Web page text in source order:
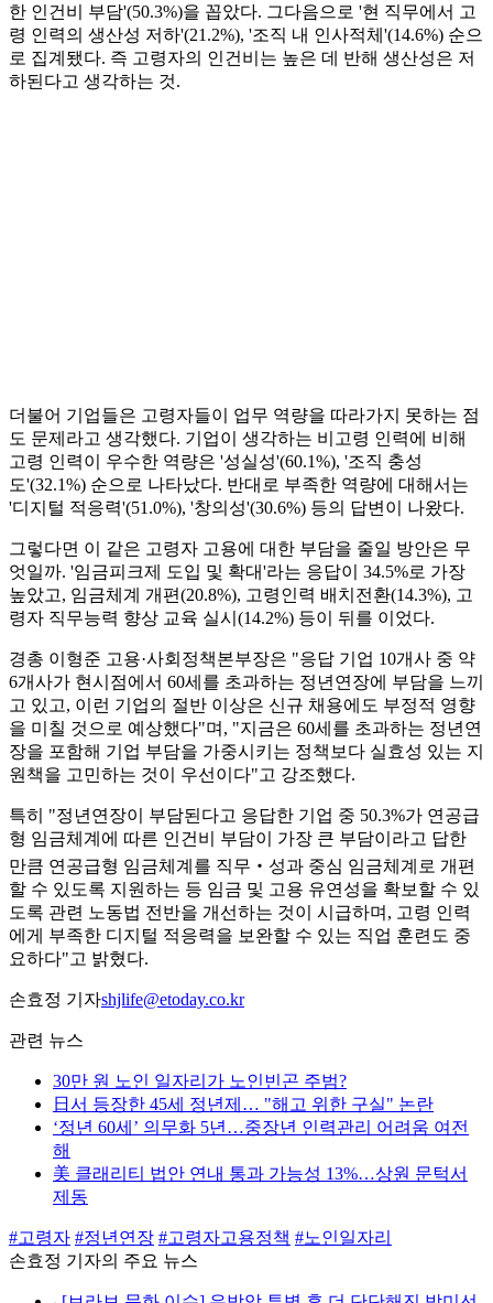
한 인건비 부담'(50.3%)을 꼽았다. 그다음으로 '현 직무에서 고
령 인력의 생산성 저하'(21.2%), '조직 내 인사적체'(14.6%) 순으
로 집계됐다. 즉 고령자의 인건비는 높은 데 반해 생산성은 저
하된다고 생각하는 것.
더불어 기업들은 고령자들이 업무 역량을 따라가지 못하는 점
도 문제라고 생각했다. 기업이 생각하는 비고령 인력에 비해
고령 인력이 우수한 역량은 '성실성'(60.1%), '조직 충성
도'(32.1%) 순으로 나타났다. 반대로 부족한 역량에 대해서는
'디지털 적응력'(51.0%), '창의성'(30.6%) 등의 답변이 나왔다.
그렇다면 이 같은 고령자 고용에 대한 부담을 줄일 방안은 무
엇일까. '임금피크제 도입 및 확대'라는 응답이 34.5%로 가장
높았고, 임금체계 개편(20.8%), 고령인력 배치전환(14.3%), 고
령자 직무능력 향상 교육 실시(14.2%) 등이 뒤를 이었다.
경총 이형준 고용·사회정책본부장은 "응답 기업 10개사 중 약
6개사가 현시점에서 60세를 초과하는 정년연장에 부담을 느끼
고 있고, 이런 기업의 절반 이상은 신규 채용에도 부정적 영향
을 미칠 것으로 예상했다"며, "지금은 60세를 초과하는 정년연
장을 포함해 기업 부담을 가중시키는 정책보다 실효성 있는 지
원책을 고민하는 것이 우선이다"고 강조했다.
특히 "정년연장이 부담된다고 응답한 기업 중 50.3%가 연공급
형 임금체계에 따른 인건비 부담이 가장 큰 부담이라고 답한
만큼 연공급형 임금체계를 직무‧성과 중심 임금체계로 개편
할 수 있도록 지원하는 등 임금 및 고용 유연성을 확보할 수 있
도록 관련 노동법 전반을 개선하는 것이 시급하며, 고령 인력
에게 부족한 디지털 적응력을 보완할 수 있는 직업 훈련도 중
요하다"고 밝혔다.
손효정 기자shjlife@etoday.co.kr
관련 뉴스
30만 원 노인 일자리가 노인빈곤 주범?
日서 등장한 45세 정년제… "해고 위한 구실" 논란
‘정년 60세’ 의무화 5년…중장년 인력관리 어려움 여전
해
美 클래리티 법안 연내 통과 가능성 13%…상원 문턱서
제동
#고령자 #정년연장 #고령자고용정책 #노인일자리
손효정 기자의 주요 뉴스